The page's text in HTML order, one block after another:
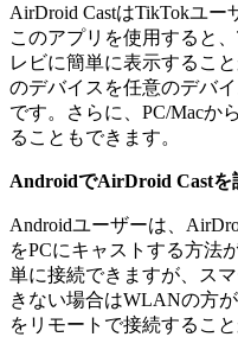
AirDroid CastはTikTokユー
このアプリを使用すると
レビに簡単に表示するこ
のデバイスを任意のデバ
です。さらに、PC/Macか
ることもできます。
AndroidでAirDroid Castを
Androidユーザーは、
をPCにキャストする方法
単に接続できますが、ス
きない場合はWLANの方
をリモートで接続すること